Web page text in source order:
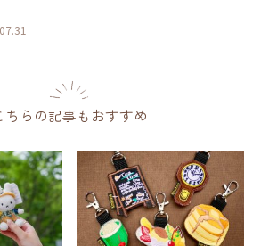
ちらの記事もおすすめ